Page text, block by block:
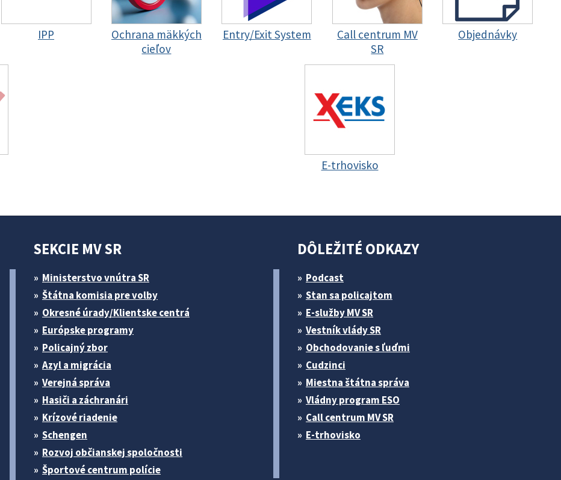
IPP
Ochrana mäkkých
cieľov
Entry/Exit System
Call centrum MV
SR
Objednávky
E-trhovisko
SEKCIE MV SR
Ministerstvo vnútra SR
Štátna komisia pre volby
Okresné úrady/Klientske centrá
Európske programy
Policajný zbor
Azyl a migrácia
Verejná správa
Hasiči a záchranári
Krízové riadenie
Schengen
Rozvoj občianskej spoločnosti
Športové centrum polície
DÔLEŽITÉ ODKAZY
Podcast
Stan sa policajtom
E-služby MV SR
Vestník vlády SR
Obchodovanie s ľuďmi
Cudzinci
Miestna štátna správa
Vládny program ESO
Call centrum MV SR
E-trhovisko